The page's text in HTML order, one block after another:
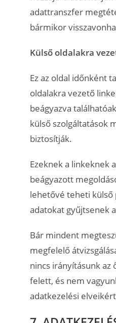
adattranszfer
bármikor
Külső oldalakra
Ez az oldal időnként
oldalakra vezető
beágyazva
külső szolgáltatások
biztosítják.
Ezeknek a linkeknek
beágyazott
lehetővé teheti
adatokat gyűjtsenek
Bár mindent
megfelelő
nincs irányításunk
felett, és nem
adatkezelési